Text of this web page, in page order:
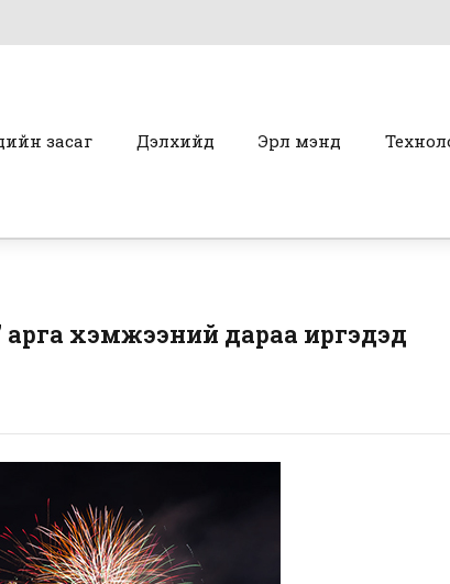
засаг Дэлхийд Эрүүл мэнд
хэмжээний дараа иргэдэд